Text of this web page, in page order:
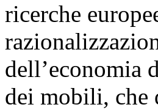
ricerche
dell’economia
dei mobili, che